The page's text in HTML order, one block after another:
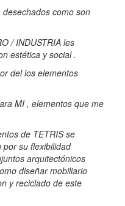
como son
/ INDUSTRIA les
estética y social .
del los elementos
MI , elementos que me
de TETRIS se
su flexibilidad
arquitectónicos
diseñar mobiliario
y reciclado de este